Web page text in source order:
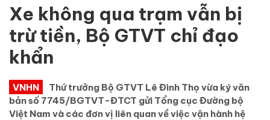
Xe không qua trạm vẫn bị
trừ tiền, Bộ GTVT chỉ đạo
khẩn
VNHN
Thứ trưởng Bộ GTVT Lê Đình Thọ vừa ký văn
bản số 7745/BGTVT-ĐTCT gửi Tổng cục Đường bộ
Việt Nam và các đơn vị liên quan về việc vận hành hệ